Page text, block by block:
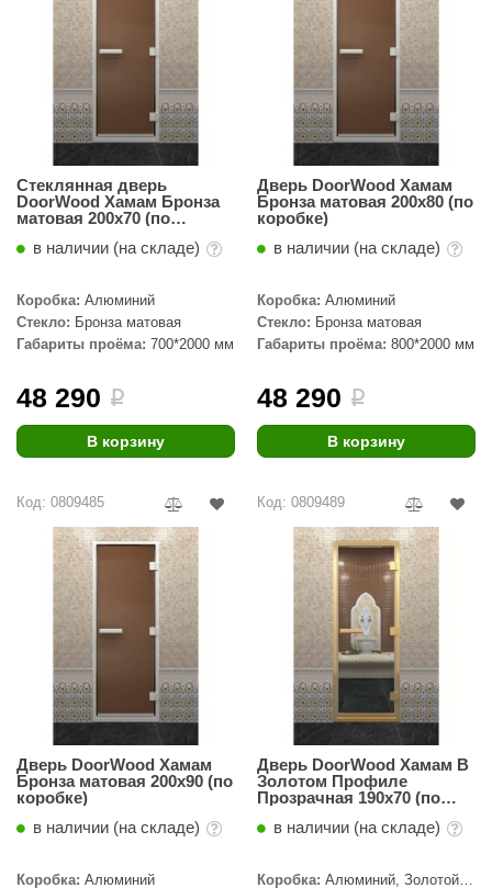
Sauna
icon
Стеклянная дверь
DoorWood Хамам Бронза
матовая 200х70 (по
в наличии (на складе)
Коробка: Алюминий
Стекло: Бронза матовая
Габариты проёма: 700*2000 мм
48 290 i
В корзину
Дверь DoorWood Хамам
Бронза матовая 200х80 (по
коробке)
в наличии (на складе)
Коробка: Алюминий
Стекло: Бронза матовая
Габариты проёма: 800*2000 мм
48 290 i
В корзину
Код: 0809485
Дверь DoorWood Хамам
Бронза матовая 200х90 (по
коробке)
в наличии (на складе)
Коробка: Алюминий
Код: 0809489
Дверь DoorWood Хамам В
Золотом Профиле
Прозрачная 190х70 (по
в наличии (на складе)
Коробка: Алюминий, Золотой